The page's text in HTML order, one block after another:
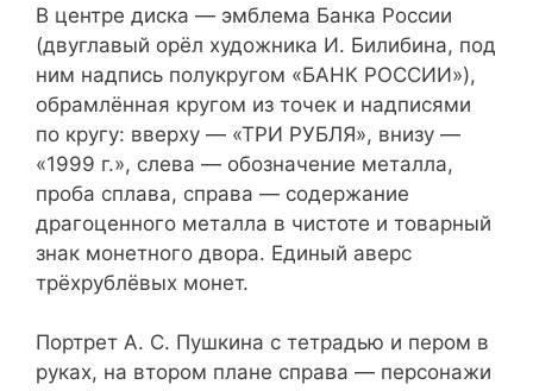
В центре диска — эмблема Банка России
(двуглавый орёл художника И. Билибина, под
ним надпись полукругом «БАНК РОССИИ»),
обрамлённая кругом из точек и надписями
по кругу: вверху — «ТРИ РУБЛЯ», внизу —
«1999 г.», слева — обозначение металла,
проба сплава, справа — содержание
драгоценного металла в чистоте и товарный
знак монетного двора. Единый аверс
трёхрублёвых монет.
Портрет А. С. Пушкина с тетрадью и пером в
руках, на втором плане справа — персонажи